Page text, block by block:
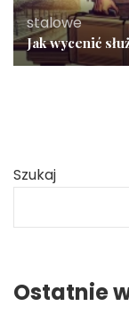
stalowe
Jak wycenić
Szukaj
Ostatnie